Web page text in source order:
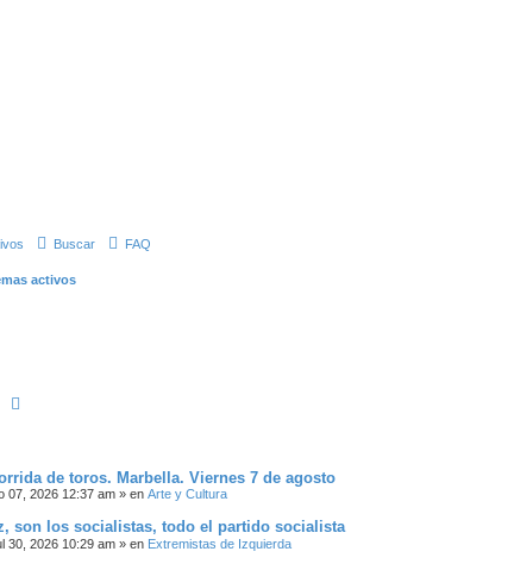
Buscar FAQ
activos
Buscar
de toros. Marbella. Viernes 7 de agosto
07, 2026 12:37 am » en Arte y Cultura
son los socialistas, todo el partido socialista
30, 2026 10:29 am » en Extremistas de Izquierda